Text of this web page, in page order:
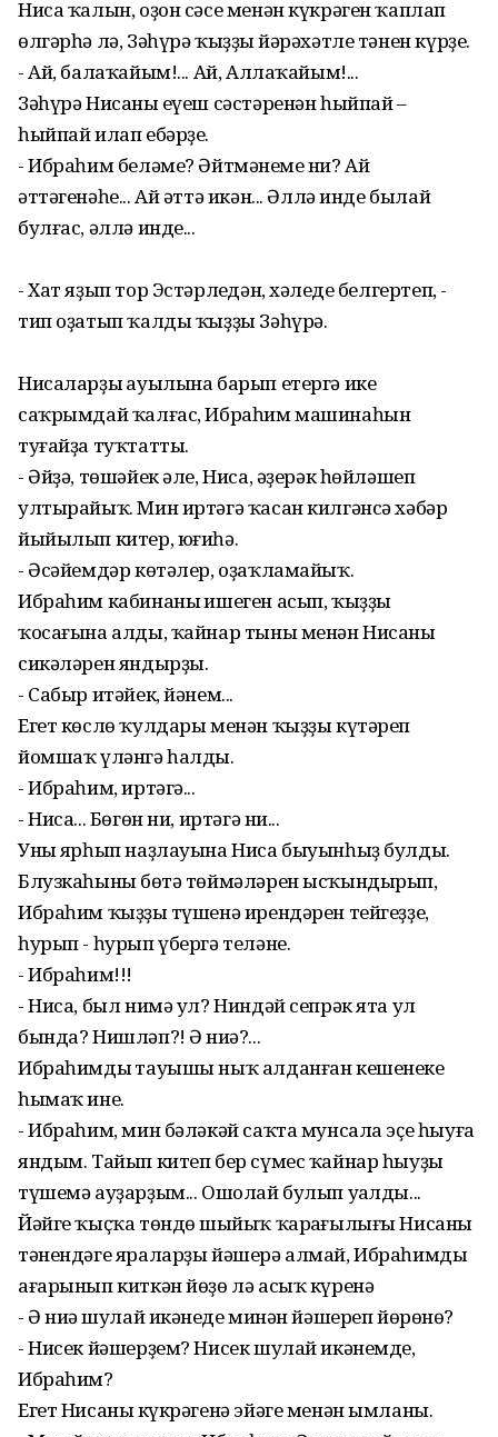
Ниса ҡалын, оҙон сәсе менән күкрәген ҡаплап
өлгәрһә лә, Зәһүрә ҡыҙҙың йәрәхәтле тәнен күрҙе.
- Ай, балаҡайым!... Ай, Аллаҡайым!...
Зәһүрә Нисаның еүеш сәстәренән һыйпай –
һыйпай илап ебәрҙе.
- Ибраһим беләме? Әйтмәнеңме ни? Ай
әттәгенәһе... Ай әттә икән... Әллә инде былай
булғас, әллә инде...
- Хат яҙып тор Эстәрлеңдән, хәлеңде белгертеп, -
тип оҙатып ҡалды ҡыҙҙы Зәһүрә.
Нисаларҙың ауылына барып етергә ике
саҡрымдай ҡалғас, Ибраһим машинаһын
туғайҙа туҡтатты.
- Әйҙә, төшәйек әле, Ниса, әҙерәк һөйләшеп
ултырайыҡ. Мин иртәгә ҡасан килгәнсә хәбәр
йыйылып китер, юғиһә.
- Әсәйемдәр көтәлер, оҙаҡламайыҡ.
Ибраһим кабинаның ишеген асып, ҡыҙҙы
ҡосағына алды, ҡайнар тыны менән Нисаның
сикәләрен яндырҙы.
- Сабыр итәйек, йәнем...
Егет көслө ҡулдары менән ҡыҙҙы күтәреп
йомшаҡ үләнгә һалды.
- Ибраһим, иртәгә...
- Ниса... Бөгөн ни, иртәгә ни...
Уның ярһып наҙлауына Ниса быуынһыҙ булды.
Блузкаһының бөтә төймәләрен ысҡындырып,
Ибраһим ҡыҙҙың түшенә ирендәрен тейгеҙҙе,
һурып - һурып үбергә теләне.
- Ибраһим!!!
- Ниса, был нимә ул? Ниндәй сепрәк ята ул
бында? Нишләп?! Ә ниңә?...
Ибраһимдың тауышы ныҡ алданған кешенеке
һымаҡ ине.
- Ибраһим, мин бәләкәй саҡта мунсала эҫе һыуға
яндым. Тайып китеп бер сүмес ҡайнар һыуҙы
түшемә ауҙарҙым... Ошолай булып уңалды...
Йәйге ҡыҫҡа төндөң шыйыҡ ҡараңғылығы Нисаның
тәнендәге яраларҙы йәшерә алмай, Ибраһимдың
ағарынып киткән йөҙө лә асыҡ күренә
- Ә ниңә шулай икәнеңде минән йәшереп йөрөнөң?
- Нисек йәшерҙем? Нисек шулай икәнемде,
Ибраһим?
Егет Нисаның күкрәгенә эйәге менән ымланы.